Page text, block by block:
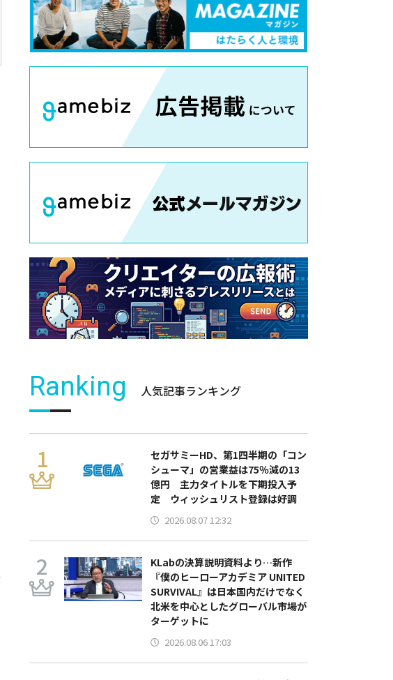
Ranking 人気記事ランキング
セガサミーHD、第1四半期の「コン
シューマ」の営業益は75％減の13
億円 主力タイトルを下期投入予
定 ウィッシュリスト登録は好調
2026.08.07 12:32
KLabの決算説明資料より…新作
『僕のヒーローアカデミア UNITED
SURVIVAL』は日本国内だけでなく
北米を中心としたグローバル市場が
ターゲットに
2026.08.06 17:03